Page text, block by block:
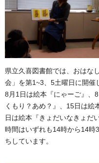
県立久喜図書館では、おはな
会」を第1~3、5土曜日に開催
8月1日は絵本『にゃーご』、
くもり？あめ？』、15日は絵
日は絵本『きょだいなきょだ
時間はいずれも14時から14時
ちしています。